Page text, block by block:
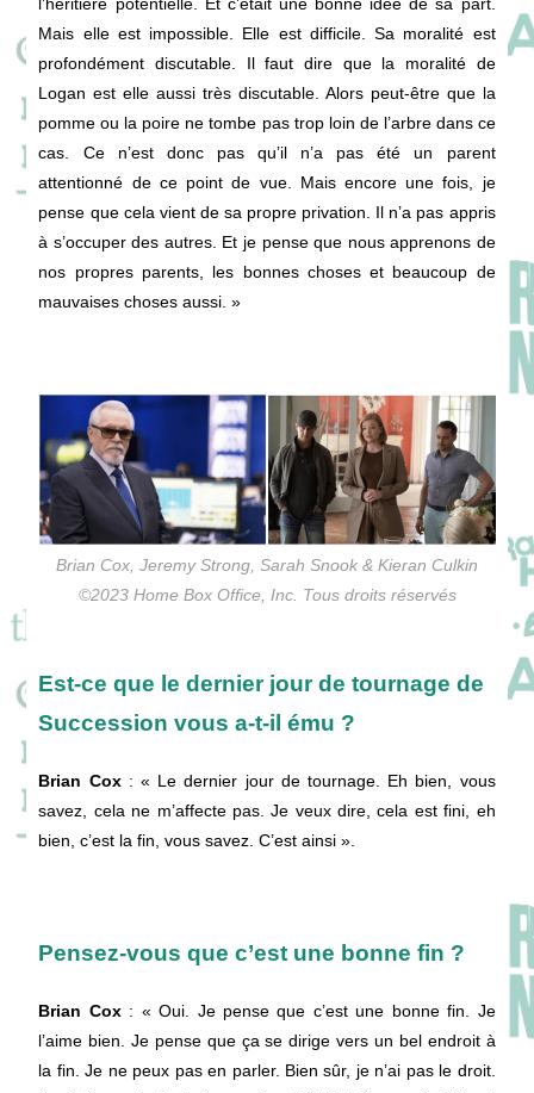
Mais elle est impossible. Elle est difficile. Sa moralité est
profondément discutable. Il faut dire que la moralité de
Logan est elle aussi très discutable. Alors peut-être que la
pomme ou la poire ne tombe pas trop loin de l’arbre dans ce
cas. Ce n’est donc pas qu’il n’a pas été un parent
attentionné de ce point de vue. Mais encore une fois, je
pense que cela vient de sa propre privation. Il n’a pas appris
à s’occuper des autres. Et je pense que nous apprenons de
nos propres parents, les bonnes choses et beaucoup de
mauvaises choses aussi. »
Brian Cox, Jeremy Strong, Sarah Snook & Kieran Culkin
©2023 Home Box Office, Inc. Tous droits réservés
Est-ce que le dernier jour de tournage de
Succession vous a-t-il ému ?
Brian Cox: « Le dernier jour de tournage. Eh bien, vous
savez, cela ne m’affecte pas. Je veux dire, cela est fini, eh
bien, c’est la fin, vous savez. C’est ainsi ».
Pensez-vous que c’est une bonne fin ?
Brian Cox: « Oui. Je pense que c’est une bonne fin. Je
l’aime bien. Je pense que ça se dirige vers un bel endroit à
la fin. Je ne peux pas en parler. Bien sûr, je n’ai pas le droit.